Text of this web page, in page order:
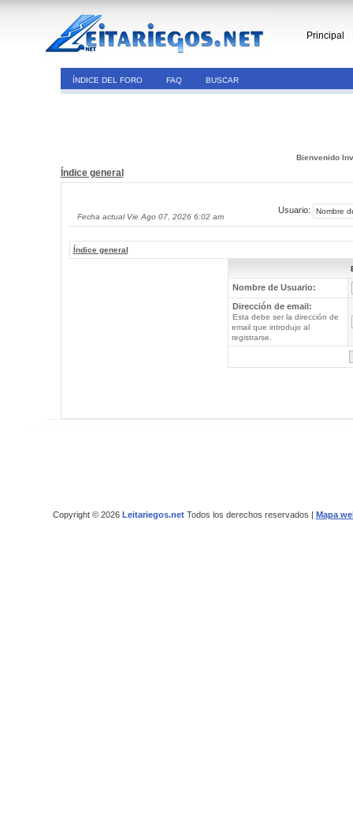
Principal
ÍNDICE DEL FORO FAQ BUSCAR
Bienvenido
Índice general
Fecha actual Vie Ago 07, 2026 6:02 am
Usuario:
Índice general
Nombre de Usuario:
Dirección de email:
Esta debe ser la dirección de
email que introdujo al
registrarse.
Copyright © 2026 Leitariegos.netTodos los derechos reservados | Mapa